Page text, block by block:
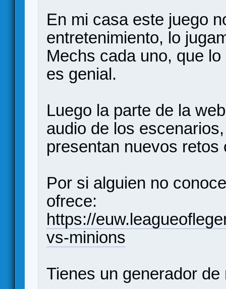
En mi casa este juego
entretenimiento, lo
Mechs cada uno, que
es genial.
Luego la parte de la
audio de los
presentan nuevos
Por si alguien no
ofrece:
https://
vs-minions
Tienes un generador